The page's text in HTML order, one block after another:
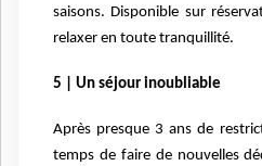
saisons. Disponible sur
relaxer en toute tranquillité.
5 | Un séjour inoubliable
Après presque 3 ans de
temps de faire de nouvelles